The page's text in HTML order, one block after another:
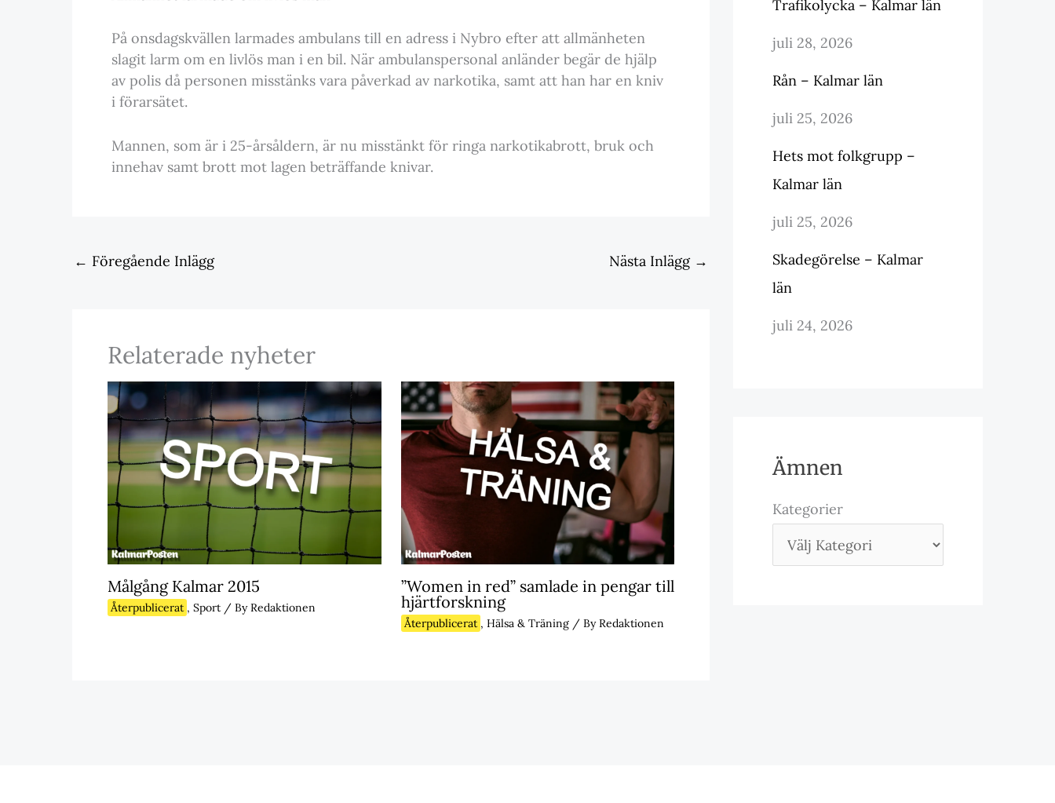
På onsdagskvällen larmades ambulans till en adress i Nybro efter att allmänheten
slagit larm om en livlös man i en bil. När ambulanspersonal anländer begär de hjälp
av polis då personen misstänks vara påverkad av narkotika, samt att han har en kniv
i förarsätet.
Mannen, som är i 25-årsåldern, är nu misstänkt för ringa narkotikabrott, bruk och
innehav samt brott mot lagen beträffande knivar.
← Föregående Inlägg Nästa Inlägg →
Relaterade nyheter
Målgång Kalmar 2015
Återpublicerat , Sport / ByRedaktionen
”Women in red” samlade in pengar till
hjärtforskning
Återpublicerat , Hälsa & Träning/ ByRedaktionen
Trafikolycka – Kalmar län
juli 28, 2026
Rån – Kalmar län
juli 25, 2026
Hets mot folkgrupp –
Kalmar län
juli 25, 2026
Skadegörelse – Kalmar
län
juli 24, 2026
Ämnen
Kategorier